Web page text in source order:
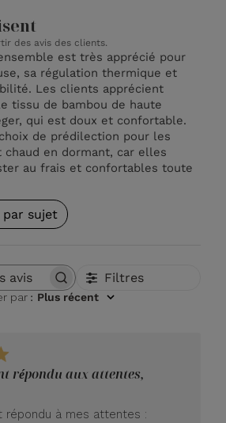
des avis des clients.
est très apprécié pour
sa régulation thermique et
Les clients apprécient
tissu de bambou de haute
qui est doux et confortable.
de prédilection pour les
chaud en dormant, car elles
au frais et confortables toute
par sujet
des avis Filtres
par : Plus récent
répondu aux attentes,
répondu à mes attentes :